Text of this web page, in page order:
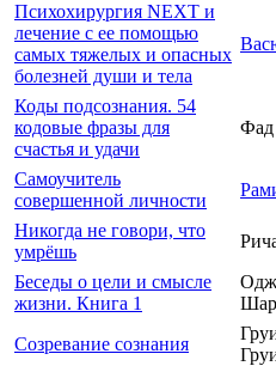
Психохирургия NEXT и
лечение с ее помощью
самых тяжелых и опасных
болезней души и тела
Коды подсознания. 54
кодовые фразы для
счастья и удачи
Фад
Самоучитель
совершенной личности
Никогда не говори, что
умрёшь
Беседы о цели и смысле
жизни. Книга 1
Созревание сознания